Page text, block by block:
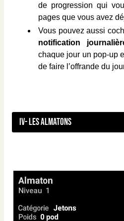
de progression qui
pages que vous avez
Vous pouvez aussi
notification
chaque jour un pop-up
de faire l’offrande du
IV- Les Almatons